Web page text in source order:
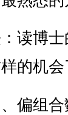
读博
的机
偏组